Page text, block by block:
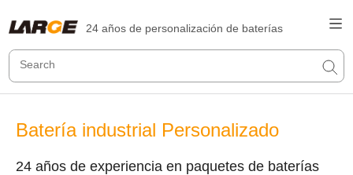
24 años de personalización de baterías
Batería industrial Personalizado
24 años de experiencia en paquetes de baterías